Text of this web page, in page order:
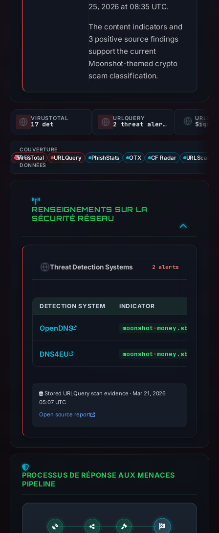
25, 2026 at 08:35 UTC.
The content indicators and
3 positive source findings
support the current
Moonshot-themed crypto
scam classification.
VIRUSTOTAL
17 det
URLQUERY
2 threat alerts
COUVERTURE
DES
DONNÉES
VirusTotal URLQuery PhishStats OTX CF Radar URLScan
RENSEIGNEMENTS SUR LA
SÉCURITÉ RÉSEAU
Threat Detection Systems 2 alerts
DETECTION SYSTEM INDICATOR
OpenDNS moonshot-money.sbs
DNS4EU moonshot-money.sbs
Stored URLQuery scan evidence · Mar 21, 2026
05:07 UTC
Open source report
PROCESSUS DE RÉPONSE AUX MENACES
PIPELINE